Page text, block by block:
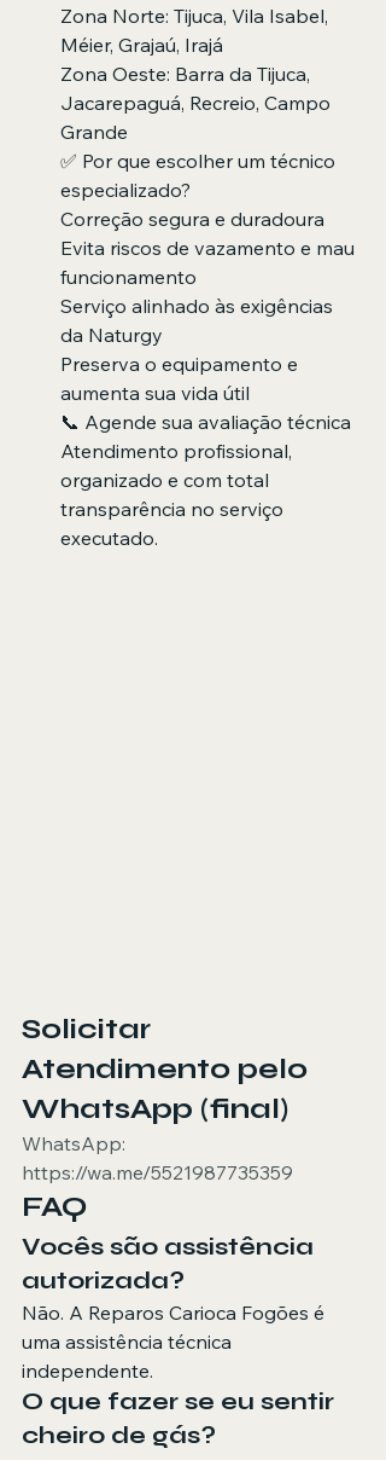
Zona Norte: Tijuca, Vila Isabel,
Méier, Grajaú, Irajá
Zona Oeste: Barra da Tijuca,
Jacarepaguá, Recreio, Campo
Grande
✅ Por que escolher um técnico
especializado?
Correção segura e duradoura
Evita riscos de vazamento e mau
funcionamento
Serviço alinhado às exigências
da Naturgy
Preserva o equipamento e
aumenta sua vida útil
📞 Agende sua avaliação técnica
Atendimento profissional,
organizado e com total
transparência no serviço
executado.
Solicitar
Atendimento pelo
WhatsApp (final)
WhatsApp:
https://wa.me/5521987735359
FAQ
Vocês são assistência
autorizada?
Não. A Reparos Carioca Fogões é
uma assistência técnica
independente.
O que fazer se eu sentir
cheiro de gás?